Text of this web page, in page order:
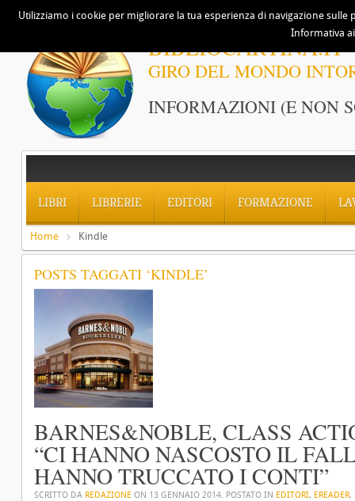
BIBLIOCARTINA.IT
GIRO DEL MONDO
INFORMAZIONI (E NON
LIBRI LIBRERIE EDITORI FORMAZIONE
Home Kindle
POSTS TAGGATI ‘KINDLE’
BARNES&NOBLE, CLASS
“CI HANNO NASCOSTO IL
HANNO TRUCCATO I CONTI”
SCRITTO DA REDAZIONE ON 13 GENNAIO 2014. POSTATO IN EDITORI, EREADER,
Utilizziamo i cookie per migliorare la tua esperienza di navigazione
Informativa ai